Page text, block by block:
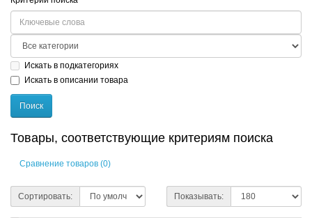
Искать в подкатегориях
Искать в описании товара
Товары, соответствующие критериям поиска
Сравнение товаров (0)
Сортировать: Показывать: